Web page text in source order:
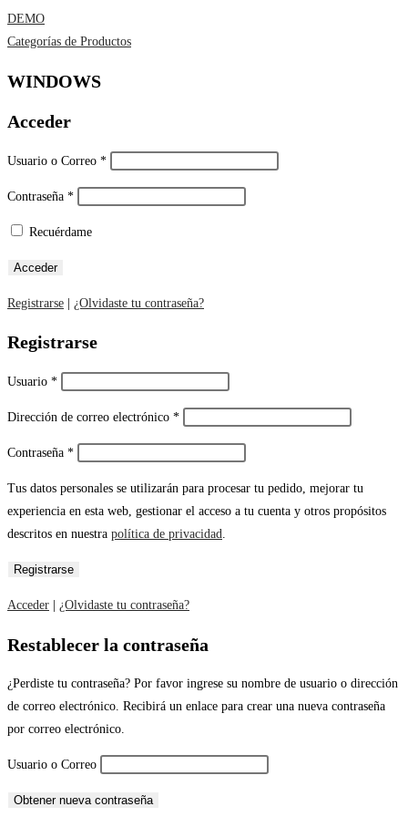
DEMO
Categorías de Productos
WINDOWS
Acceder
Usuario o Correo *
Contraseña *
Recuérdame
Registrarse ¿Olvidaste tu contraseña?
Registrarse
Usuario *
Dirección de correo electrónico *
Contraseña *
Tus datos personales se utilizarán para procesar tu pedido, mejorar tu
experiencia en esta web, gestionar el acceso a tu cuenta y otros propósitos
descritos en nuestra política de privacidad
Acceder ¿Olvidaste tu contraseña?
Restablecer la contraseña
¿Perdiste tu contraseña? Por favor ingrese su nombre de usuario o dirección
de correo electrónico. Recibirá un enlace para crear una nueva contraseña
por correo electrónico.
Usuario o Correo